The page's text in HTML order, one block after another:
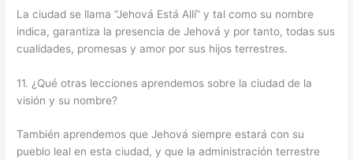
La ciudad se llama “Jehová Está Allí” y tal como su nombre
indica, garantiza la presencia de Jehová y por tanto, todas sus
cualidades, promesas y amor por sus hijos terrestres.
11. ¿Qué otras lecciones aprendemos sobre la ciudad de la
visión y su nombre?
También aprendemos que Jehová siempre estará con su
pueblo leal en esta ciudad, y que la administración terrestre